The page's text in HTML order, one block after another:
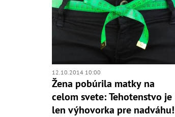
12.10.2014 10:00
Žena pobúrila matky na
celom svete: Tehotenstvo je
len výhovorka pre nadváhu!